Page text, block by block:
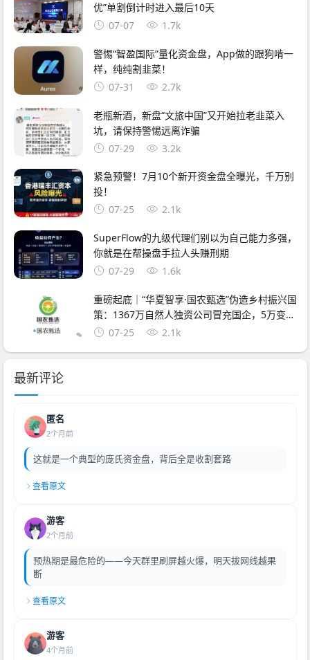
优”单割倒计时进入最后10天
07-07
1.7k
警惕“智盈国际”量化资金盘，App做的跟狗啃一
样，纯纯割韭菜！
07-31
2.7k
老瓶新酒，新盘“文旅中国”又开始拉老韭菜入
坑，请保持警惕远离诈骗
07-29
3.2k
紧急预警！7月10个新开资金盘全曝光，千万别
投！
07-25
2.1k
SuperFlow的九级代理们别以为自己能力多强，
你就是在帮操盘手拉人头赚刑期
07-29
1.6k
重磅起底｜“华夏智享·国农甄选”伪造乡村振兴国
策：1367万自然人独资公司冒充国企，5万变50
万全是数字游戏
07-25 2.1k
最新评论
匿名
2个月前
这就是一个典型的庞氏资金盘，背后全是收割套路
查看原文
游客
2个月前
预热期是最危险的——今天群里刷屏越火爆，明天拔网线越果
断
查看原文
游客
4个月前